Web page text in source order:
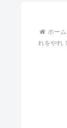
ホーム
れをやれ